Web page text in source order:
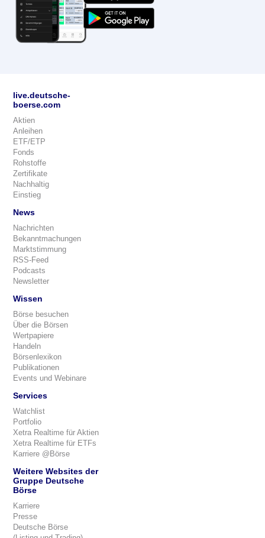
live.deutsche-
boerse.com
Aktien
Anleihen
ETF/ETP
Fonds
Rohstoffe
Zertifikate
Nachhaltig
Einstieg
News
Nachrichten
Bekanntmachungen
Marktstimmung
RSS-Feed
Podcasts
Newsletter
Wissen
Börse besuchen
Über die Börsen
Wertpapiere
Handeln
Börsenlexikon
Publikationen
Events und Webinare
Services
Watchlist
Portfolio
Xetra Realtime für Aktien
Xetra Realtime für ETFs
Karriere @Börse
Weitere Websites der
Gruppe Deutsche
Börse
Karriere
Presse
Deutsche Börse